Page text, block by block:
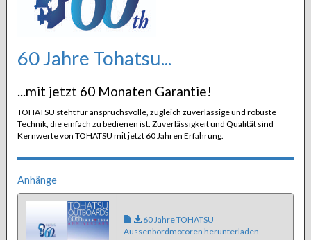
60 Jahre Tohatsu...
...mit jetzt 60 Monaten Garantie!
TOHATSU steht für anspruchsvolle, zugleich zuverlässige und robuste
Technik, die einfach zu bedienen ist. Zuverlässigkeit und Qualität sind
Kernwerte von TOHATSU mit jetzt 60 Jahren Erfahrung.
Anhänge
60 Jahre TOHATSU
Aussenbordmotoren herunterladen